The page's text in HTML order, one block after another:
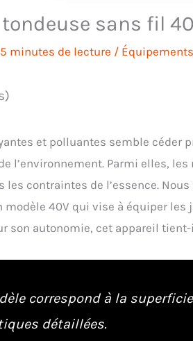
tondeuse sans fil
5 minutes de lecture /
et polluantes semble céder
l’environnement. Parmi elles,
contraintes de l’essence.
modèle 40V qui vise à équiper
son autonomie, cet appareil
correspond à la
détaillées.